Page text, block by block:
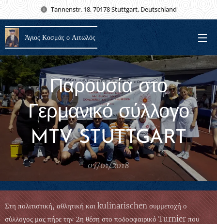
Tannenstr. 18, 70178 Stuttgart, Deutschland
Άγιος Κοσμάς ο Αιτωλός
Παρουσία στο
Γερμανικό σύλλογο
MTV STUTTGART
07/01/2018
Στη πολιτιστική, αθλητική και kulinarischen συμμετοχή ο
σύλλογος μας πήρε την 2η θέση στο ποδοσφαιρικό Turnier που